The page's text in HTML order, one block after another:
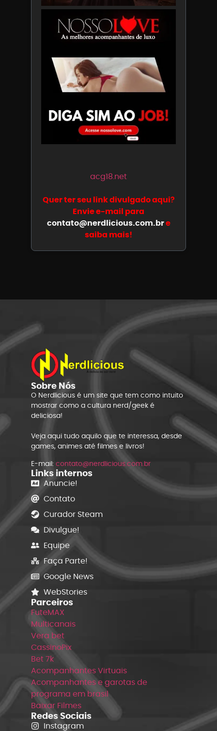
acg18.net
Quer ter seu link divulgado aqui?
Envie e-mail para
contato@nerdlicious.com.bre
saiba mais!
Sobre Nós
O Nerdlicious é um site que tem como intuito
mostrar como a cultura nerd/geek é
deliciosa!
Veja aqui tudo aquilo que te interessa, desde
games, animes até filmes e livros!
E-mail: contato@nerdlicious.com.br
Links internos
Anuncie!
Contato
Curador Steam
Divulgue!
Equipe
Faça Parte!
Google News
WebStories
Parceiros
FuteMAX
Multicanais
Vera bet
CassinoPix
Bet 7k
Acompanhantes Virtuais
Acompanhantes e garotas de
programa em brasil
Baixar Filmes
Redes Sociais
Instagram